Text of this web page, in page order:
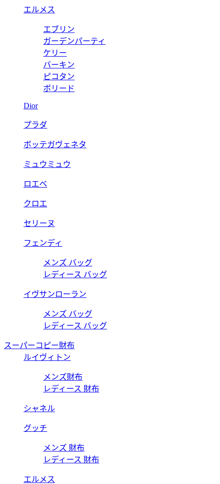
エルメス
エブリン
ガーデンパーティ
ケリー
バーキン
ピコタン
ボリード
Dior
プラダ
ボッテガヴェネタ
ミュウミュウ
ロエベ
クロエ
セリーヌ
フェンディ
メンズ バッグ
レディース バッグ
イヴサンローラン
メンズ バッグ
レディース バッグ
スーパーコピー財布
ルイヴィトン
メンズ財布
レディース 財布
シャネル
グッチ
メンズ 財布
レディース 財布
エルメス